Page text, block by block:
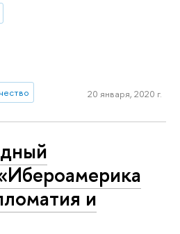
20 января, 2020 г.
и